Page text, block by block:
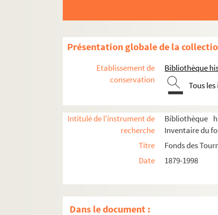
Présentation globale de la
Etablissement de
conservation
Bibliothèque
Tous
Intitulé de l'instrument de
recherche
Bibliothèque
Inventaire du
Titre
Fonds des
Date
1879-1998
Dans le document :
Mademoiselle Josette, ma femme :
La main dans le sac : pièce en 3
Main gauche : comédie en 3 actes.
Les mains sales. 1948
La maison d'argile : pièce en 3 actes.
Maître Bolbec et son mari : pièce en
Le maître de forges : comédie en 4
Maître Lannois... recéleur ! : pièce en
Maman colibri : comédie en 5 actes.
Manette Salomon : pièce en 9